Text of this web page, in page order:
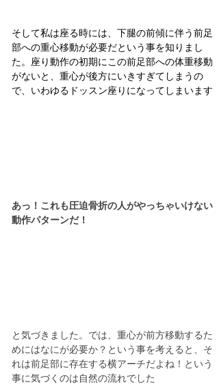
そして私は座る時には、下腿の前傾に伴う前足
部への重心移動が必要だという事を知りまし
た。座り動作の初期にこの前足部への体重移動
がないと、重心が後方にいきすぎてしまうの
で、いわゆるドッスン座りになってしまいます
あっ！これも圧迫骨折の人がやっちゃいけない
動作パターンだ！
と気づきました。では、重心が前方移動するた
めにはなにが必要か？という事を考えると、そ
れは前足部に存在する横アーチだよね！という
事に気づくのは自然の流れでした